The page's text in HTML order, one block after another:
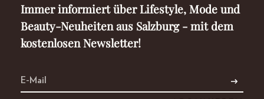
Immer informiert über Lifestyle, Mode und
Beauty-Neuheiten aus Salzburg - mit dem
kostenlosen Newsletter!